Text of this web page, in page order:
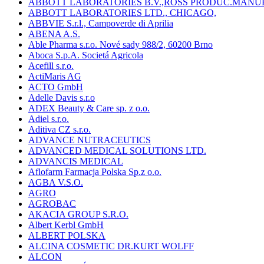
ABBOTT LABORATORIES B.V.,ROSS
ABBOTT LABORATORIES LTD., CHICAGO,
ABBVIE S.r.l., Campoverde di Aprilia
ABENA A.S.
Able Pharma s.r.o. Nové sady 988/2, 60200 Brno
Aboca S.p.A. Societá Agricola
Acefill s.r.o.
ActiMaris AG
ACTO GmbH
Adelle Davis s.r.o
ADEX Beauty & Care sp. z o.o.
Adiel s.r.o.
Aditiva CZ s.r.o.
ADVANCE NUTRACEUTICS
ADVANCED MEDICAL SOLUTIONS LTD.
ADVANCIS MEDICAL
Aflofarm Farmacja Polska Sp.z o.o.
AGBA V.S.O.
AGRO
AGROBAC
AKACIA GROUP S.R.O.
Albert Kerbl GmbH
ALBERT POLSKA
ALCINA COSMETIC DR.KURT WOLFF
ALCON